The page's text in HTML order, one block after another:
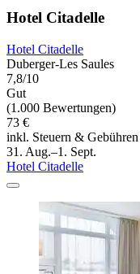
Hotel Citadelle
Hotel Citadelle
Duberger-Les Saules
7,8/10
Gut
(1.000 Bewertungen)
73 €
inkl. Steuern & Gebühren
31. Aug.–1. Sept.
Hotel Citadelle